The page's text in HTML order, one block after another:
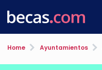
Home Ayuntamientos